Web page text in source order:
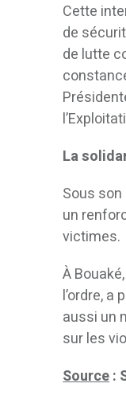
Cette
de
de lutte
La
Sous
un
victimes.
À
l’ordre,
aussi un
sur les
Source: